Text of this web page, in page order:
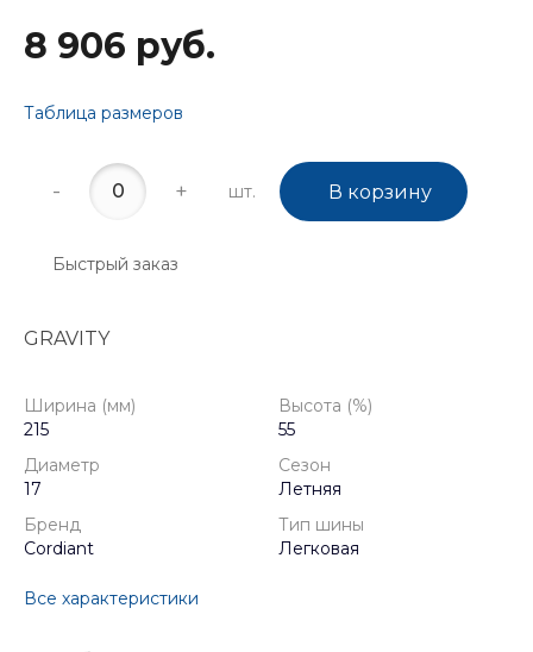
8 906 руб.
Таблица размеров
- + шт. В корзину
Быстрый заказ
GRAVITY
Ширина (мм)
215
Высота (%)
55
Диаметр
17
Сезон
Летняя
Бренд
Cordiant
Тип шины
Легковая
Все характеристики